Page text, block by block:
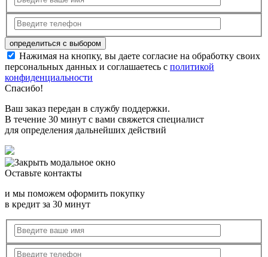
Нажимая на кнопку, вы даете согласие на обработку своих
персональных данных и соглашаетесь с политикой
конфиденциальности
Спасибо!
Ваш заказ передан в службу поддержки.
В течение 30 минут с вами свяжется специалист
для определения дальнейших действий
Оставьте контакты
и мы поможем оформить покупку
в кредит за 30 минут